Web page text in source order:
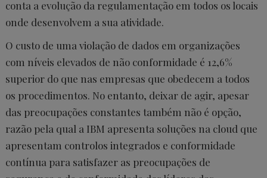
conta a evolução da regulamentação em todos os locais
onde desenvolvem a sua atividade.
O custo de uma violação de dados em organizações
com níveis elevados de não conformidade é 12,6%
superior do que nas empresas que obedecem a todos
os procedimentos. No entanto, deixar de agir, apesar
das preocupações constantes também não é opção,
razão pela qual a IBM apresenta soluções na cloud que
apresentam controlos integrados e conformidade
contínua para satisfazer as preocupações de